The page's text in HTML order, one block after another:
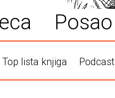
Posao
Top lista knjiga Podcast